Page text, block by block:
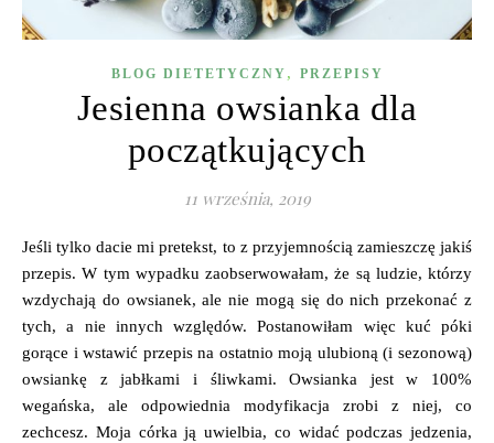
BLOG DIETETYCZNY , PRZEPISY
Jesienna owsianka dla
początkujących
11 września, 2019
Jeśli tylko dacie mi pretekst, to z przyjemnością zamieszczę jakiś
przepis. W tym wypadku zaobserwowałam, że są ludzie, którzy
wzdychają do owsianek, ale nie mogą się do nich przekonać z
tych, a nie innych względów. Postanowiłam więc kuć póki
gorące i wstawić przepis na ostatnio moją ulubioną (i sezonową)
owsiankę z jabłkami i śliwkami. Owsianka jest w 100%
wegańska, ale odpowiednia modyfikacja zrobi z niej, co
zechcesz. Moja córka ją uwielbia, co widać podczas jedzenia,